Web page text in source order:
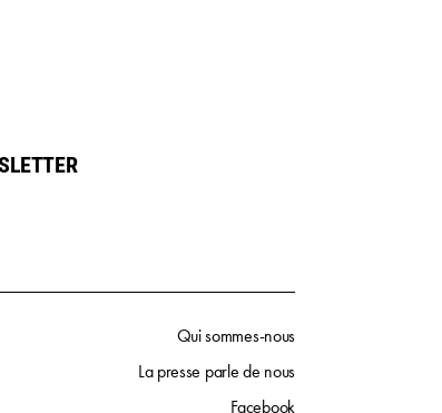
Qui sommes-nous
La presse parle de nous
Facebook